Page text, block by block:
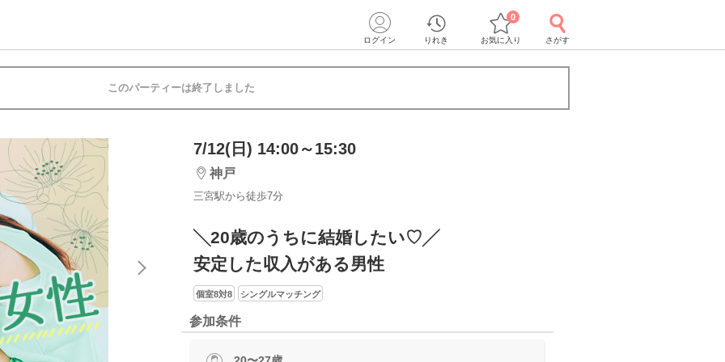
ログイン りれき お気に入り
0
さがす
このパーティーは終了しました
7/12(日) 14:00～15:30
神戸
三宮駅から徒歩7分
╲20歳のうちに結婚したい♡╱
安定した収入がある男性
個室8対8 シングルマッチング
参加条件